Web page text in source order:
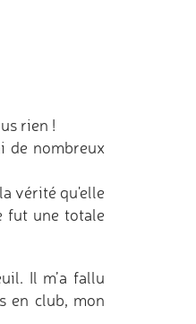
rien !
de nombreux
vérité qu'elle
fut une totale
Il m’a fallu
en club, mon